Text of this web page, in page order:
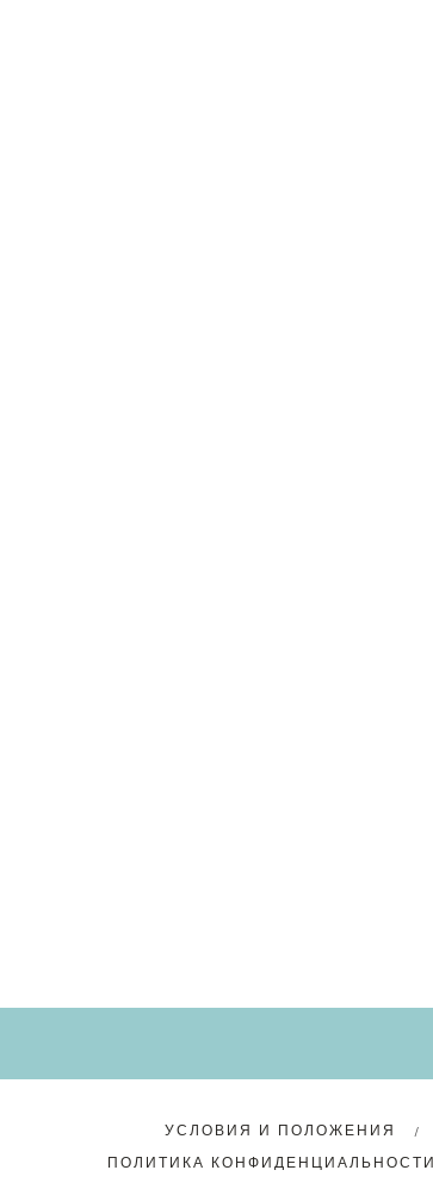
УСЛОВИЯ И ПОЛОЖЕНИЯ
ПОЛИТИКА КОНФИДЕНЦИАЛЬНОСТИ